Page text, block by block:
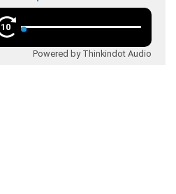
10
Powered by Thinkindot Audio